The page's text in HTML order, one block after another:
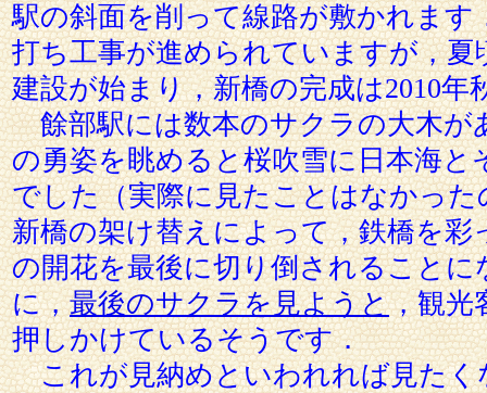
駅の斜面を削って線路が敷かれます
打ち工事が進められていますが，夏
建設が始まり，新橋の完成は2010年
餘部駅には数本のサクラの大木が
の勇姿を眺めると桜吹雪に日本海と
でした（実際に見たことはなかっ
新橋の架け替えによって，鉄橋を彩
の開花を最後に切り倒されること
に，最後のサクラを見ようと，観光
押しかけているそうです．
これが見納めといわれれば見たく